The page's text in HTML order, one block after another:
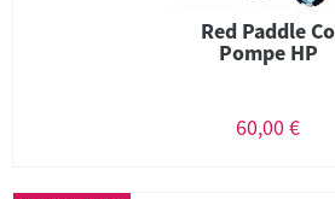
Red Paddle Co
Pompe HP
60,00 €